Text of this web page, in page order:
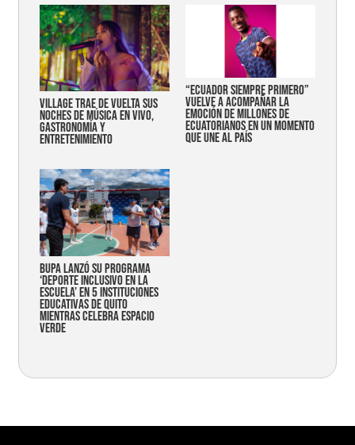
Village trae de vuelta sus
noches de música en vivo,
gastronomía y
entretenimiento
“Ecuador siempre primero”
vuelve a acompañar la
emoción de millones de
ecuatorianos en un momento
que une al país
Bupa lanzó su programa
‘Deporte Inclusivo en la
Escuela’ en 5 instituciones
educativas de Quito
mientras celebra espacio
verde